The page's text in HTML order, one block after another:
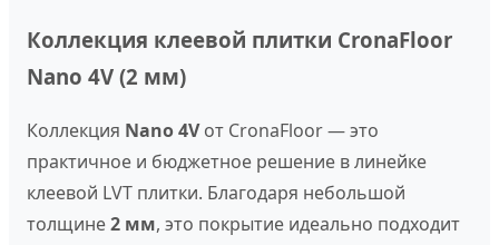
Коллекция клеевой плитки CronaFloor
Nano 4V (2 мм)
Коллекция Nano 4Vот CronaFloor — это
практичное и бюджетное решение в линейке
клеевой LVT плитки. Благодаря небольшой
толщине2 мм, это покрытие идеально подходит